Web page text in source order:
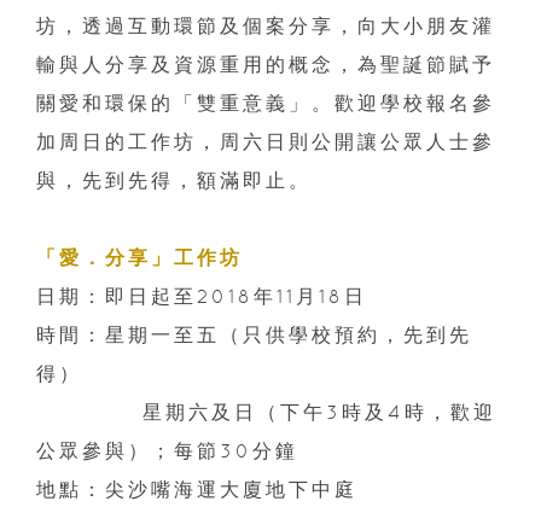
坊，透過互動環節及個案分享，向大小朋友灌
輸與人分享及資源重用的概念，為聖誕節賦予
關愛和環保的「雙重意義」。歡迎學校報名參
加周日的工作坊，周六日則公開讓公眾人士參
與，先到先得，額滿即止。
「愛．分享」工作坊
日期：即日起至2018年11月18日
時間：星期一至五（只供學校預約，先到先
得）
星期六及日（下午3時及4時，歡迎
公眾參與）；每節30分鐘
地點：尖沙嘴海運大廈地下中庭